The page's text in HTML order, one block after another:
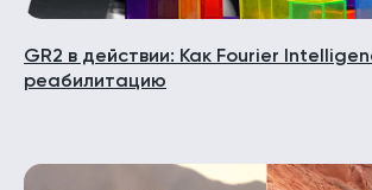
GR2 в действии: Как Fourier
реабилитацию